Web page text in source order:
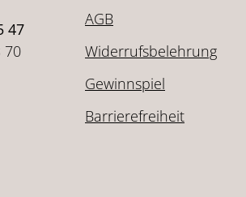
47
70
AGB
Widerrufsbelehrung
Gewinnspiel
Barrierefreiheit